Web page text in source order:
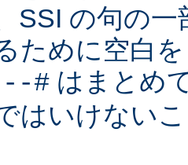
SSI の句の
ために空白
# はまとめ
はいけない